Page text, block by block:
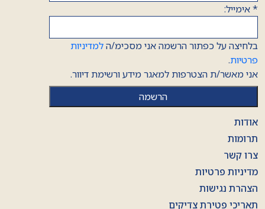
*אימייל:
בלחיצה על כפתור הרשמה אני מסכימ/הלמדיניות
פרטיות.
אני מאשר/ת הצטרפות למאגר מידע ורשימת דיוור.
אודות
תרומות
צרו קשר
מדיניות פרטיות
הצהרת נגישות
תאריכי פטירת צדיקים